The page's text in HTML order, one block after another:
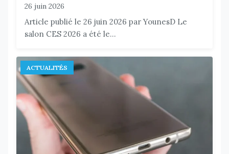
26 juin 2026
Article publié le 26 juin 2026 par YounesD Le
salon CES 2026 a été le...
ACTUALITÉS